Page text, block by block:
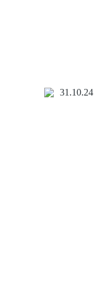
31.10.24